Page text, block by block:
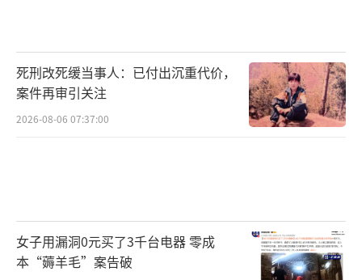
死刑改死缓当事人：已付出沉重代价，
案件再审引关注
2026-08-06 07:37:00
女子用漏洞0元买了3千台电器 零成
本“薅羊毛”案告破